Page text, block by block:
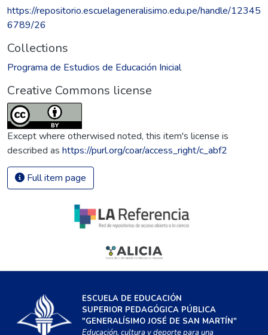
https://repositorio.escuelageneralisimo.edu.pe/handle/12345
6789/26
Collections
Programa de Estudios de Educación Inicial
Creative Commons license
Except where otherwised noted, this item's license is
described as https://purl.org/coar/access_right/c_abf2
Full item page
ESCUELA DE EDUCACIÓN
SUPERIOR PEDAGÓGICA PÚBLICA
"GENERALÍSIMO JOSÉ DE SAN MARTÍN"
Educación, cultura y deporte para una